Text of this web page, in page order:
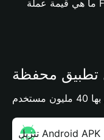
تنزيل Android APK